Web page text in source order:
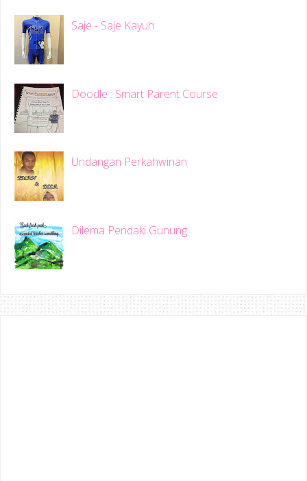
Saje - Saje Kayuh
Doodle : Smart Parent Course
Undangan Perkahwinan
Dilema Pendaki Gunung